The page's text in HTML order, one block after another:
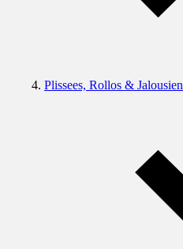
Plissees, Rollos & Jalousien